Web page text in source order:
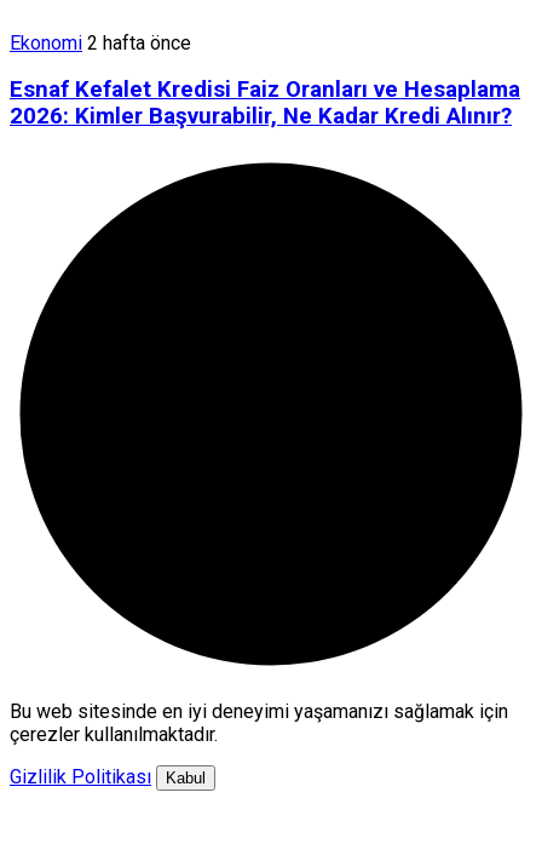
Ekonomi 2 hafta önce
Esnaf Kefalet Kredisi Faiz Oranları ve Hesaplama
2026: Kimler Başvurabilir, Ne Kadar Kredi Alınır?
Bu web sitesinde en iyi deneyimi yaşamanızı sağlamak için
çerezler kullanılmaktadır.
Gizlilik Politikası
Kabul